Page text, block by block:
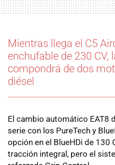
Mientras llega el C5
enchufable de 230 CV,
compondrá de dos
diésel
El cambio automático EAT8
serie con los PureTech y
opción en el BlueHDi de 130
tracción integral, pero el